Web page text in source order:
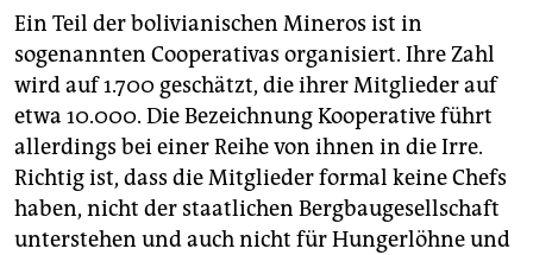
Ein Teil der bolivianischen Mineros ist in
sogenannten Cooperativas organisiert. Ihre Zahl
wird auf 1.700 geschätzt, die ihrer Mitglieder auf
etwa 10.000. Die Bezeichnung Kooperative führt
allerdings bei einer Reihe von ihnen in die Irre.
Richtig ist, dass die Mitglieder formal keine Chefs
haben, nicht der staatlichen Bergbaugesellschaft
unterstehen und auch nicht für Hungerlöhne und